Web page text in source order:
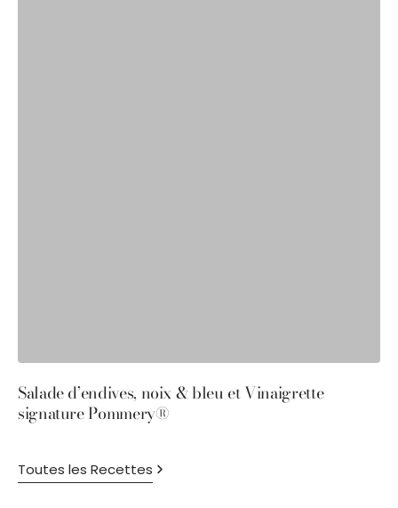
Toutes les Recettes
Salade d’endives, noix & bleu et Vinaigrette
signature Pommery®